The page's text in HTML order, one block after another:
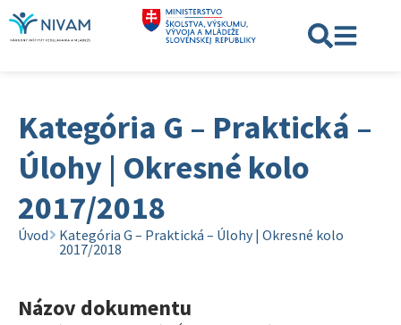
Kategória G – Praktická –
Úlohy | Okresné kolo
2017/2018
Úvod
Kategória G – Praktická – Úlohy | Okresné kolo
2017/2018
Názov dokumentu